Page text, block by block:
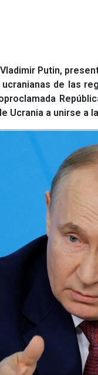
Putin,
de las
Ucrania a unirse a